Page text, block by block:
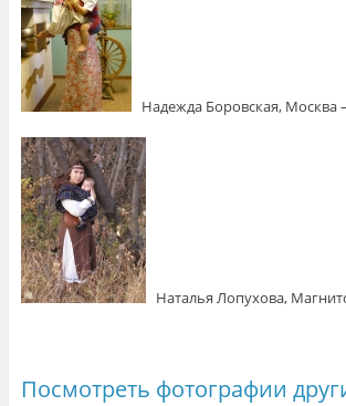
Надежда Боровская, Москва
Наталья Лопухова,
Посмотреть фотографии